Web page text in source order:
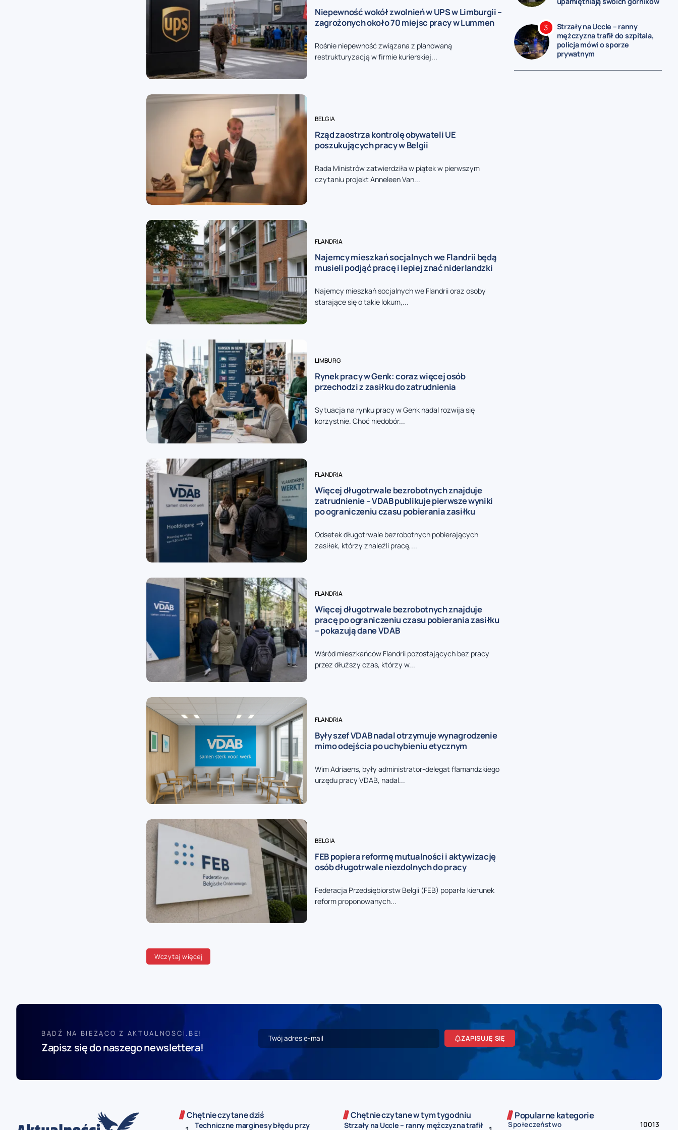
Niepewność wokół zwolnień w UPS w Limburgii –
zagrożonych około 70 miejsc pracy w Lummen
Rośnie niepewność związana z planowaną
restrukturyzacją w firmie kurierskiej...
BELGIA
Rząd zaostrza kontrolę obywateli UE
poszukujących pracy w Belgii
Rada Ministrów zatwierdziła w piątek w pierwszym
czytaniu projekt Anneleen Van...
FLANDRIA
Najemcy mieszkań socjalnych we Flandrii będą
musieli podjąć pracę i lepiej znać niderlandzki
Najemcy mieszkań socjalnych we Flandrii oraz osoby
starające się o takie lokum,...
LIMBURG
Rynek pracy w Genk: coraz więcej osób
przechodzi z zasiłku do zatrudnienia
Sytuacja na rynku pracy w Genk nadal rozwija się
korzystnie. Choć niedobór...
FLANDRIA
Więcej długotrwale bezrobotnych znajduje
zatrudnienie – VDAB publikuje pierwsze wyniki
po ograniczeniu czasu pobierania zasiłku
Odsetek długotrwale bezrobotnych pobierających
zasiłek, którzy znaleźli pracę,...
FLANDRIA
Więcej długotrwale bezrobotnych znajduje
pracę po ograniczeniu czasu pobierania zasiłku
– pokazują dane VDAB
Wśród mieszkańców Flandrii pozostających bez pracy
przez dłuższy czas, którzy w...
FLANDRIA
Były szef VDAB nadal otrzymuje wynagrodzenie
mimo odejścia po uchybieniu etycznym
Wim Adriaens, były administrator-delegat flamandzkiego
urzędu pracy VDAB, nadal...
BELGIA
FEB popiera reformę mutualności i aktywizację
osób długotrwale niezdolnych do pracy
Federacja Przedsiębiorstw Belgii (FEB) poparła kierunek
reform proponowanych...
Wczytaj więcej
Strzały na Uccle – ranny
mężczyzna trafił do szpitala,
policja mówi o sporze
prywatnym
BĄDŹ NA BIEŻĄCO Z AKTUALNOSCI.BE!
Zapisz się do naszego newslettera!
ZAPISUJĘ SIĘ
Chętnie czytane dziś
Techniczne marginesy błędu przy
Chętnie czytane w tym tygodniu
Strzały na Uccle – ranny mężczyzna trafił
Popularne kategorie
Społeczeństwo 10013